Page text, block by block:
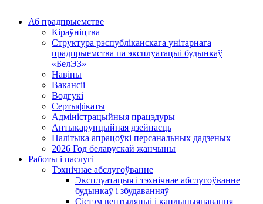
Аб прадпрыемстве
Кіраўніцтва
Структура рэспубліканскага унітарнага
прадпрыемства па эксплуатацыі будынкаў
«БелЭЗ»
Навіны
Вакансіі
Водгукі
Сертыфікаты
Адміністрацыйныя працэдуры
Антыкарупцыйная дзейнасць
Палітыка апрацоўкі персанальных дадзеных
2026 Год беларускай жанчыны
Работы і паслугі
Тэхнічнае абслугоўванне
Эксплуатацыя і тэхнічнае абслугоўванне
будынкаў і збудаванняў
Сістэм вентыляцыі і кандыцыянавання